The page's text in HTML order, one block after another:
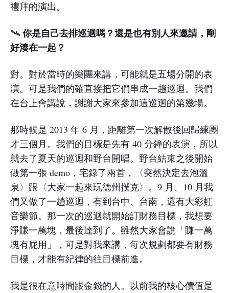
禮拜的演出。
🛰️你是自己去排巡迴嗎？還是也有別人來邀請，剛
好湊在一起？
對。對於當時的樂團來講，可能就是五場分開的表
演。可是我們的確直接把它們串成一趟巡迴。我們
在台上會講說，謝謝大家來參加這巡迴的第幾場。
那時候是 2013 年 6 月，距離第一次解散後回歸練團
才三個月。我們的目標是先有 40 分鐘的表演，所以
就去了夏天的巡迴和野台開唱。野台結束之後開始
做第一張 demo，宅錄了兩首，〈突然決定去泡溫
泉〉跟〈大家一起來玩德州撲克〉。9 月、10 月我
們又做了一趟巡迴，有到台中、台南，還有大彩虹
音樂節。那一次的巡迴就開始訂財務目標，我想要
淨賺一萬塊，最後達到了。雖然大家會說「賺一萬
塊有屁用」，可是對我來講，每次規劃都要有財務
目標，才能有紀律的往目標前進。
我是很在意時間跟金錢的人。以前我的核心價值是